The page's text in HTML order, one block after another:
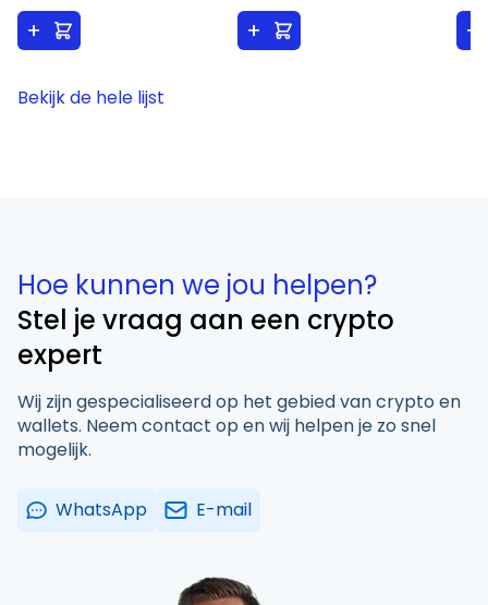
+ + +
Bekijk de hele lijst
Hoe kunnen we jou helpen?
Stel je vraag aan een crypto
expert
Wij zijn gespecialiseerd op het gebied van crypto en
wallets. Neem contact op en wij helpen je zo snel
mogelijk.
WhatsApp E-mail